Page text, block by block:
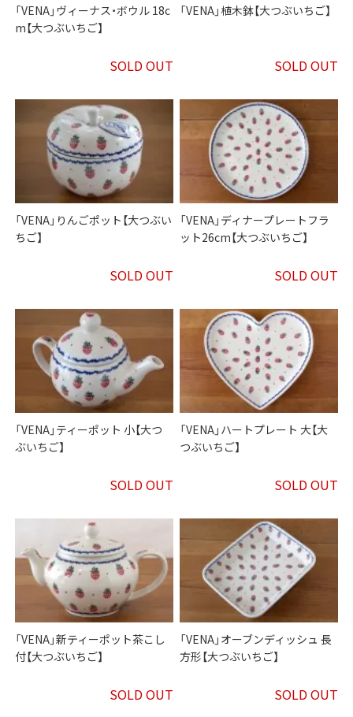
「VENA」ヴィーナス・ボウル 18c
m【大つぶいちご】
SOLD OUT
「VENA」植木鉢【大つぶいちご】
SOLD OUT
「VENA」りんごポット【大つぶい
ちご】
SOLD OUT
「VENA」ディナープレートフラ
ット26cm【大つぶいちご】
SOLD OUT
「VENA」ティーポット 小【大つ
ぶいちご】
SOLD OUT
「VENA」ハートプレート 大【大
つぶいちご】
SOLD OUT
「VENA」新ティーポット茶こし
付【大つぶいちご】
SOLD OUT
「VENA」オーブンディッシュ 長
方形【大つぶいちご】
SOLD OUT